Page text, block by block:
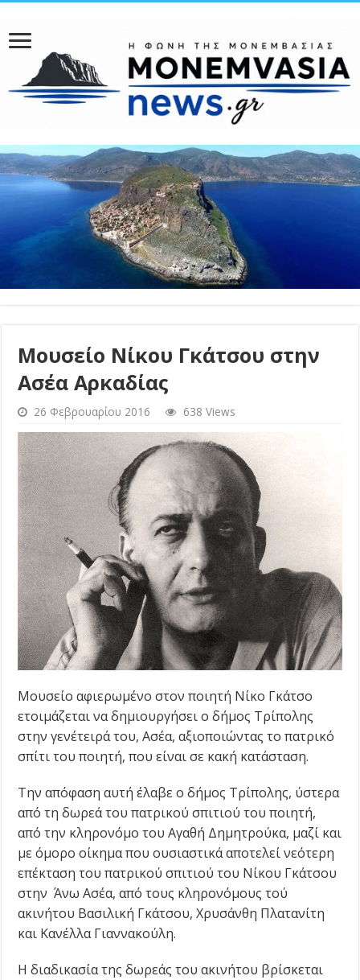
Μουσείο Νίκου Γκάτσου στην
Ασέα Αρκαδίας
26 Φεβρουαρίου 2016 638 Views
Μουσείο αφιερωμένο στον ποιητή Νίκο Γκάτσο
ετοιμάζεται να δημιουργήσει ο δήμος Τρίπολης
στην γενέτειρά του, Ασέα, αξιοποιώντας το πατρικό
σπίτι του ποιητή, που είναι σε κακή κατάσταση.
Την απόφαση αυτή έλαβε ο δήμος Τρίπολης, ύστερα
από τη δωρεά του πατρικού σπιτιού του ποιητή,
από την κληρονόμο του Αγαθή Δημητρούκα, μαζί και
με όμορο οίκημα που ουσιαστικά αποτελεί νεότερη
επέκταση του πατρικού σπιτιού του Νίκου Γκάτσου
στην Άνω Ασέα, από τους κληρονόμους τού
ακινήτου Βασιλική Γκάτσου, Χρυσάνθη Πλατανίτη
και Κανέλλα Γιαννακούλη.
Η διαδικασία της δωρεάς του ακινήτου βρίσκεται